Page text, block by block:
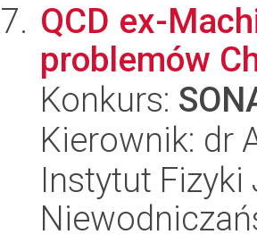
QCD ex-
problemów
Konkurs:
Kierownik: dr
Instytut